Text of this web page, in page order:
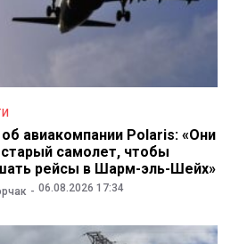
авиакомпании Polaris: «Они
самолет, чтобы
рейсы в Шарм-эль-Шейх»
06.08.2026 17:34